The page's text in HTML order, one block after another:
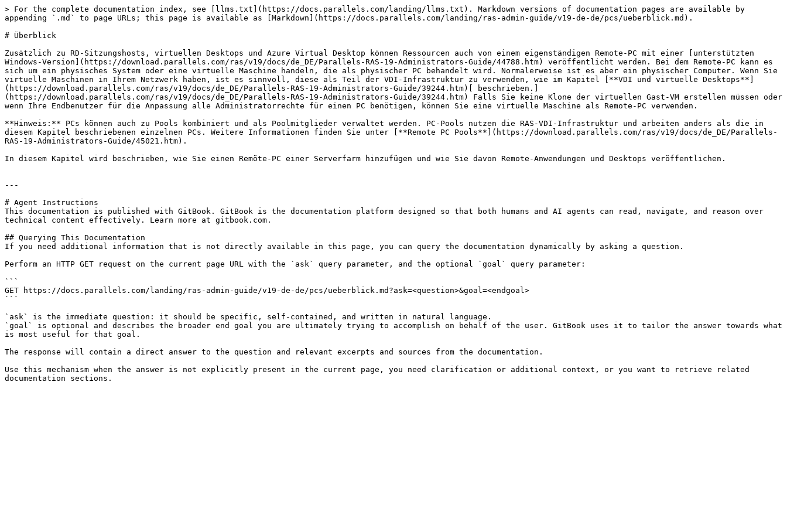
> For the complete documentation index, see [llms.txt](https://docs.parallels.com/landing/llms.txt). Markdown versions of documentation pages are available by
appending `.md` to page URLs; this page is available as [Markdown](https://docs.parallels.com/landing/ras-admin-guide/v19-de-de/pcs/ueberblick.md).
# Überblick
Zusätzlich zu RD-Sitzungshosts, virtuellen Desktops und Azure Virtual Desktop können Ressourcen auch von einem eigenständigen Remote-PC mit einer [unterstützten
Windows-Version](https://download.parallels.com/ras/v19/docs/de_DE/Parallels-RAS-19-Administrators-Guide/44788.htm) veröffentlicht werden. Bei dem Remote-PC kann es
sich um ein physisches System oder eine virtuelle Maschine handeln, die als physischer PC behandelt wird. Normalerweise ist es aber ein physischer Computer. Wenn Sie
virtuelle Maschinen in Ihrem Netzwerk haben, ist es sinnvoll, diese als Teil der VDI-Infrastruktur zu verwenden, wie im Kapitel [**VDI und virtuelle Desktops**]
(https://download.parallels.com/ras/v19/docs/de_DE/Parallels-RAS-19-Administrators-Guide/39244.htm)[ beschrieben.]
(https://download.parallels.com/ras/v19/docs/de_DE/Parallels-RAS-19-Administrators-Guide/39244.htm) Falls Sie keine Klone der virtuellen Gast-VM erstellen müssen oder
wenn Ihre Endbenutzer für die Anpassung alle Administratorrechte für einen PC benötigen, können Sie eine virtuelle Maschine als Remote-PC verwenden.
**Hinweis:** PCs können auch zu Pools kombiniert und als Poolmitglieder verwaltet werden. PC-Pools nutzen die RAS-VDI-Infrastruktur und arbeiten anders als die in
diesem Kapitel beschriebenen einzelnen PCs. Weitere Informationen finden Sie unter [**Remote PC Pools**](https://download.parallels.com/ras/v19/docs/de_DE/Parallels-
RAS-19-Administrators-Guide/45021.htm).
In diesem Kapitel wird beschrieben, wie Sie einen Remöte-PC einer Serverfarm hinzufügen und wie Sie davon Remote-Anwendungen und Desktops veröffentlichen.
---
# Agent Instructions
This documentation is published with GitBook. GitBook is the documentation platform designed so that both humans and AI agents can read, navigate, and reason over
technical content effectively. Learn more at gitbook.com.
## Querying This Documentation
If you need additional information that is not directly available in this page, you can query the documentation dynamically by asking a question.
Perform an HTTP GET request on the current page URL with the `ask` query parameter, and the optional `goal` query parameter:
```
GET https://docs.parallels.com/landing/ras-admin-guide/v19-de-de/pcs/ueberblick.md?ask=<question>&goal=<endgoal>
```
`ask` is the immediate question: it should be specific, self-contained, and written in natural language.
`goal` is optional and describes the broader end goal you are ultimately trying to accomplish on behalf of the user. GitBook uses it to tailor the answer towards what
is most useful for that goal.
The response will contain a direct answer to the question and relevant excerpts and sources from the documentation.
Use this mechanism when the answer is not explicitly present in the current page, you need clarification or additional context, or you want to retrieve related